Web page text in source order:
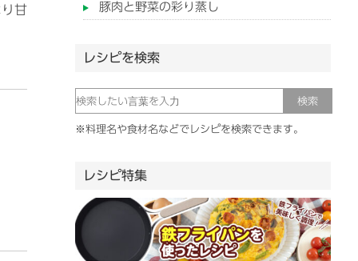
甘 豚肉と野菜の彩り蒸し
レシピを検索
※料理名や食材名などでレシピを検索できます。
レシピ特集